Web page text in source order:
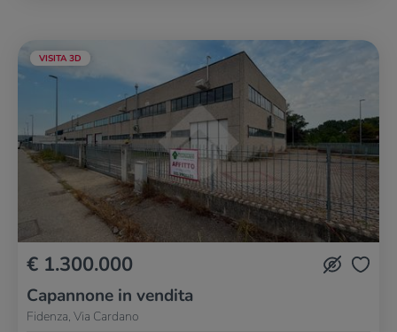
VISITA 3D
€ 1.300.000
Capannone in vendita
Fidenza, Via Cardano